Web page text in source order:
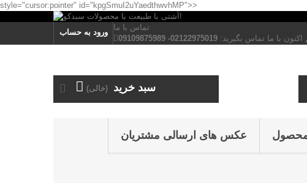
style="cursor:pointer" id="kpgSmuI2uYaedthwvhMP">>
ورود به حساب
تماس با ما
اکنون با ما تماس بگیرید: 02122975019- 09109875989
سبد خرید (خالی)
محصول عکس های ارسالی مشتریان